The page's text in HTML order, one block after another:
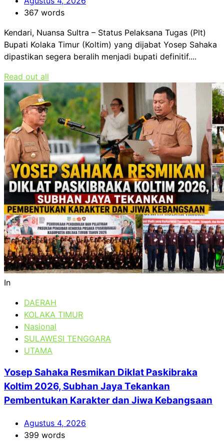
367 words
Kendari, Nuansa Sultra – Status Pelaksana Tugas (Plt)
Bupati Kolaka Timur (Koltim) yang dijabat Yosep Sahaka
dipastikan segera beralih menjadi bupati definitif....
Read out all
In
DAERAH
KOLAKA TIMUR
Nasional
SULAWESI TENGGARA
UTAMA
Yosep Sahaka Resmikan Diklat Paskibraka
Koltim 2026, Subhan Jaya Tekankan
Pembentukan Karakter dan Jiwa Kebangsaan
Agustus 4, 2026
399 words